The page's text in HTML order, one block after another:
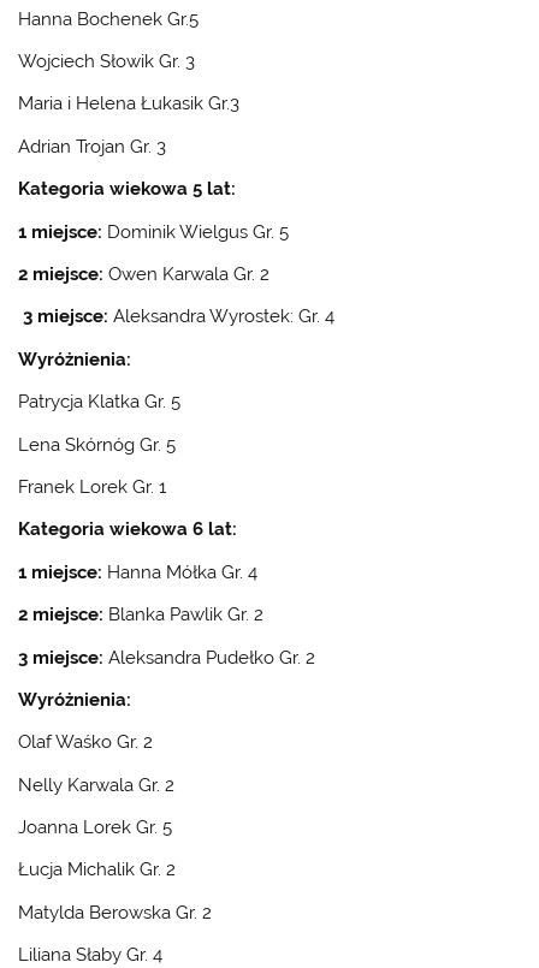
Hanna Bochenek Gr.5
Wojciech Słowik Gr. 3
Maria i Helena Łukasik Gr.3
Adrian Trojan Gr. 3
Kategoria wiekowa 5 lat:
1 miejsce: Dominik Wielgus Gr. 5
2 miejsce: Owen Karwala Gr. 2
3 miejsce: Aleksandra Wyrostek: Gr. 4
Wyróżnienia:
Patrycja Klatka Gr. 5
Lena Skórnóg Gr. 5
Franek Lorek Gr. 1
Kategoria wiekowa 6 lat:
1 miejsce: Hanna Mółka Gr. 4
2 miejsce: Blanka Pawlik Gr. 2
3 miejsce:Aleksandra Pudełko Gr. 2
Wyróżnienia:
Olaf Waśko Gr. 2
Nelly Karwala Gr. 2
Joanna Lorek Gr. 5
Łucja Michalik Gr. 2
Matylda Berowska Gr. 2
Liliana Słaby Gr. 4